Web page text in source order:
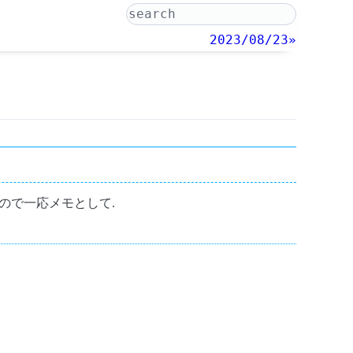
2023/08/23»
で一応メモとして.